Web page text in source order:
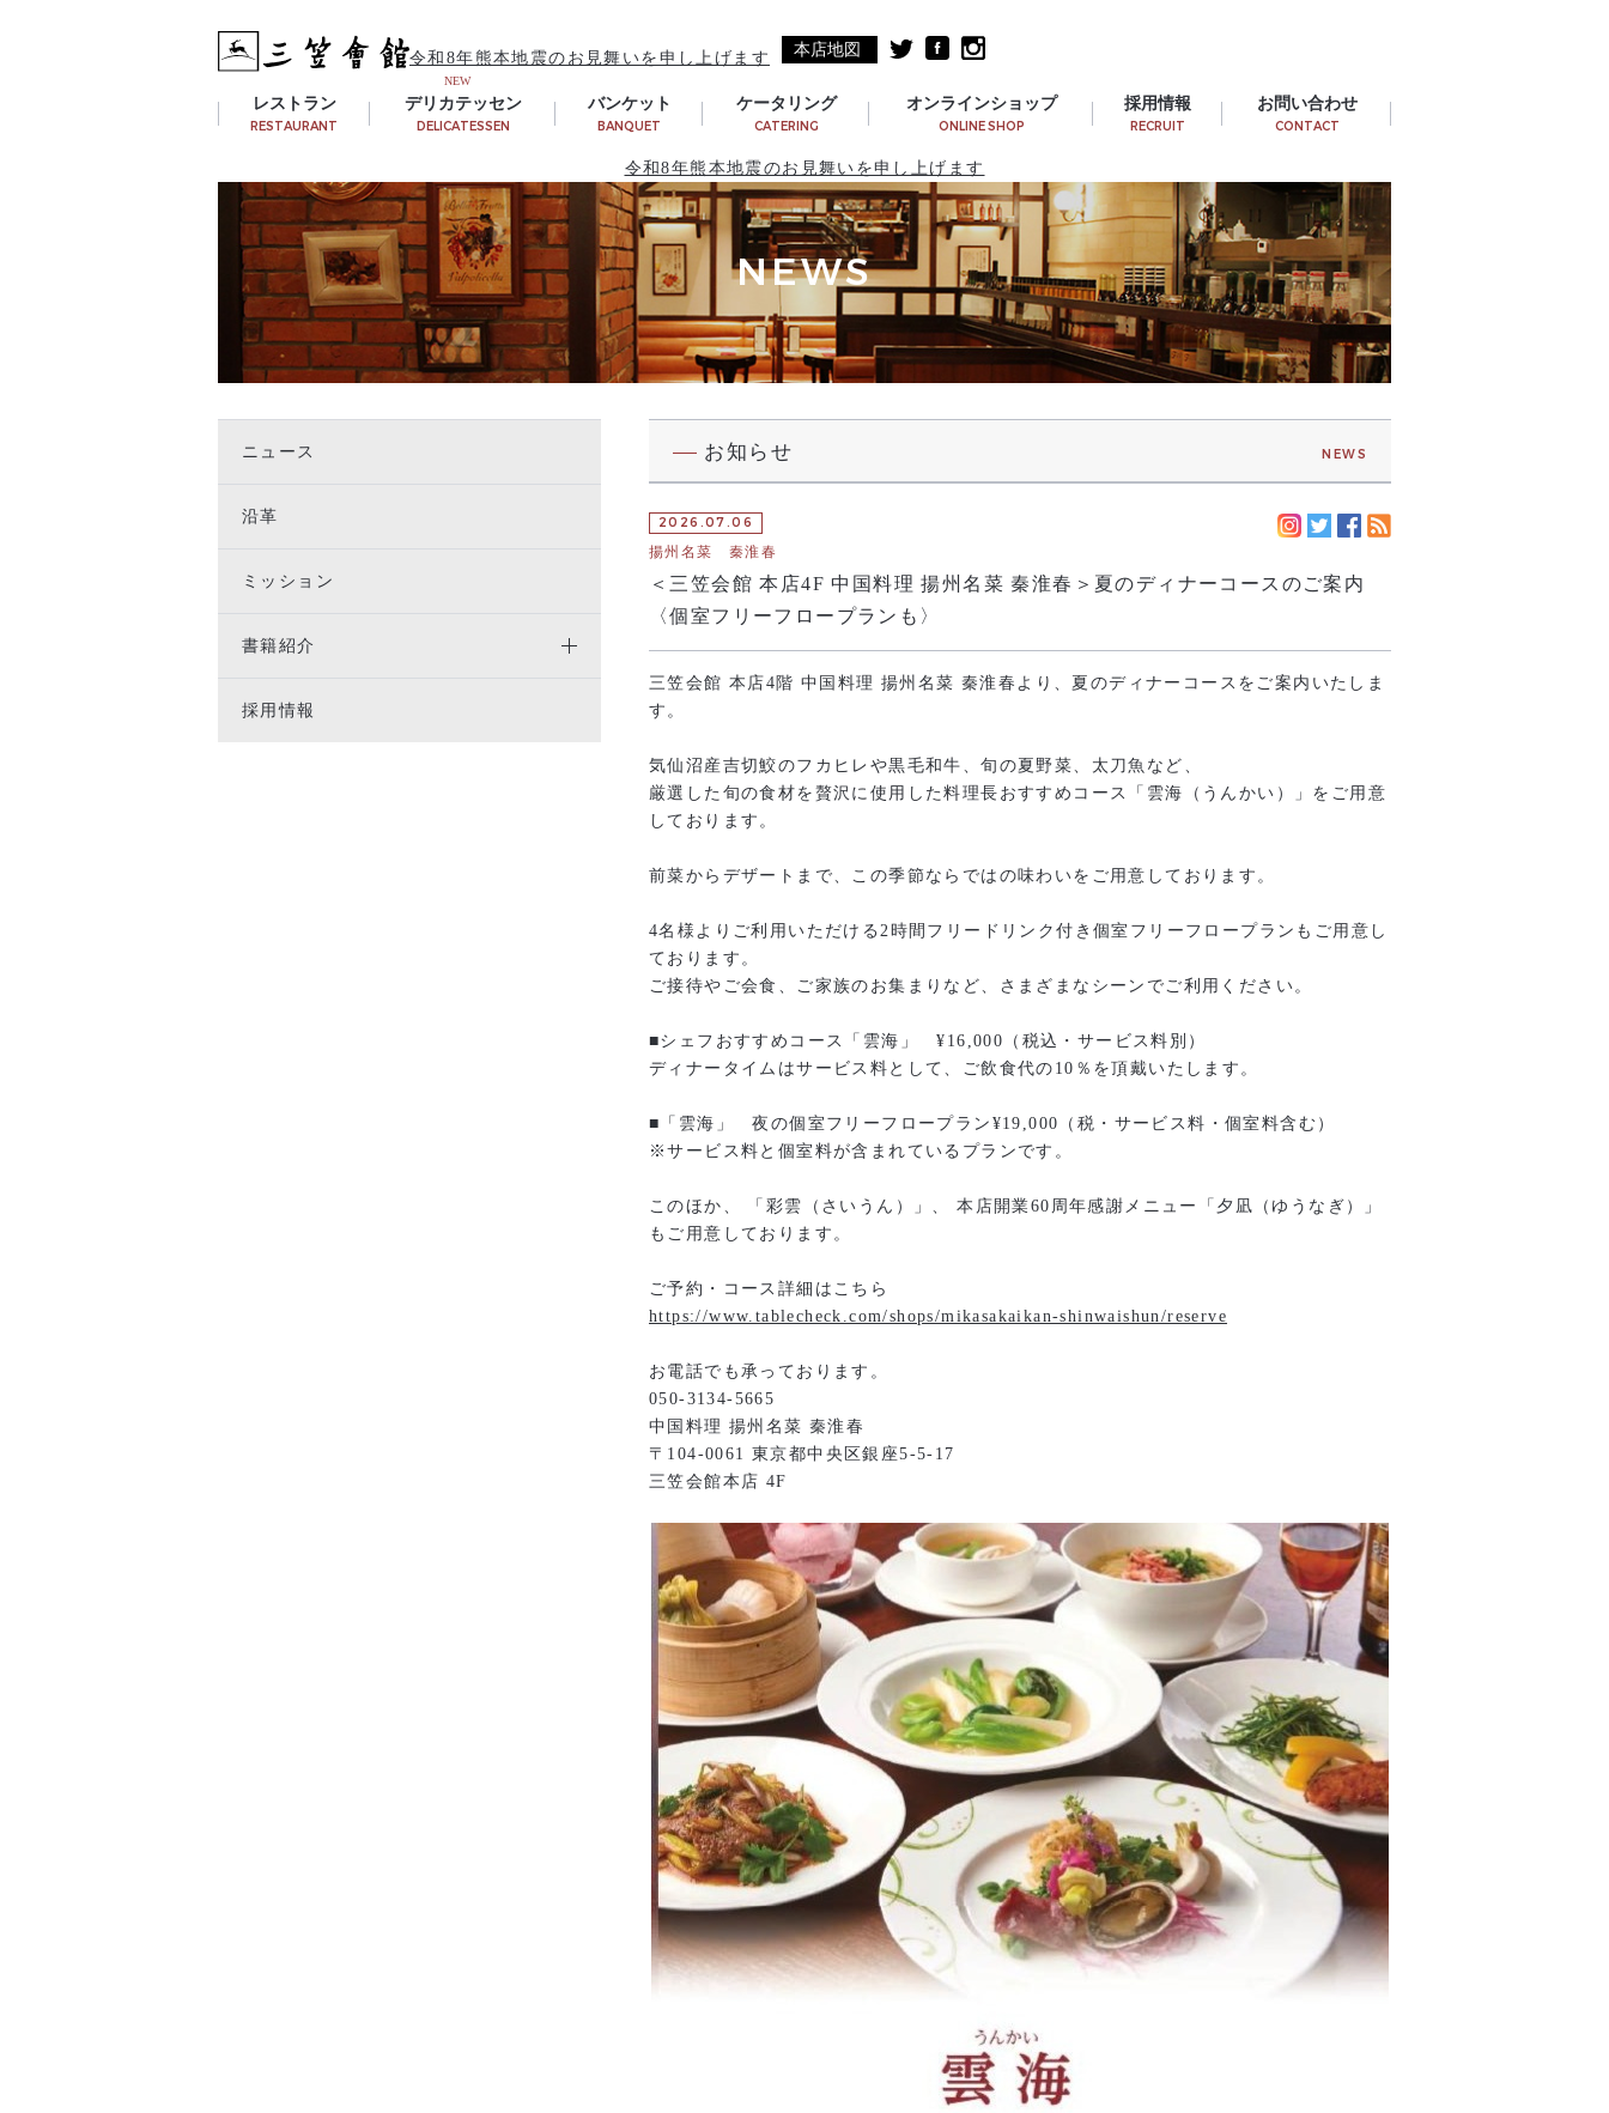
令和8年熊本地震のお見舞いを申し上げます 本店地図
レストラン
RESTAURANT
デリカテッセン
DELICATESSEN
バンケット
BANQUET
ケータリング
CATERING
オンラインショップ
ONLINE SHOP
採用情報
RECRUIT
お問い合わせ
CONTACT
令和8年熊本地震のお見舞いを申し上げます
NEWS
お知らせ NEWS
2026.07.06
揚州名菜 秦淮春
＜三笠会館 本店4F 中国料理 揚州名菜 秦淮春＞夏のディナーコースのご案内
〈個室フリーフロープランも〉
三笠会館 本店4階 中国料理 揚州名菜 秦淮春より、夏のディナーコースをご案内いたしま
す。
気仙沼産吉切鮫のフカヒレや黒毛和牛、旬の夏野菜、太刀魚など、
厳選した旬の食材を贅沢に使用した料理長おすすめコース「雲海（うんかい）」をご用意
しております。
前菜からデザートまで、この季節ならではの味わいをご用意しております。
4名様よりご利用いただける2時間フリードリンク付き個室フリーフロープランもご用意し
ております。
ご接待やご会食、ご家族のお集まりなど、さまざまなシーンでご利用ください。
■シェフおすすめコース「雲海」 ¥16,000（税込・サービス料別）
ディナータイムはサービス料として、ご飲食代の10％を頂戴いたします。
■「雲海」 夜の個室フリーフロープラン¥19,000（税・サービス料・個室料含む）
※サービス料と個室料が含まれているプランです。
このほか、 「彩雲（さいうん）」、 本店開業60周年感謝メニュー「夕凪（ゆうなぎ）」
もご用意しております。
ご予約・コース詳細はこちら
https://www.tablecheck.com/shops/mikasakaikan-shinwaishun/reserve
お電話でも承っております。
050-3134-5665
中国料理 揚州名菜 秦淮春
〒104-0061 東京都中央区銀座5-5-17
三笠会館本店 4F
ニュース
沿革
ミッション
書籍紹介
採用情報